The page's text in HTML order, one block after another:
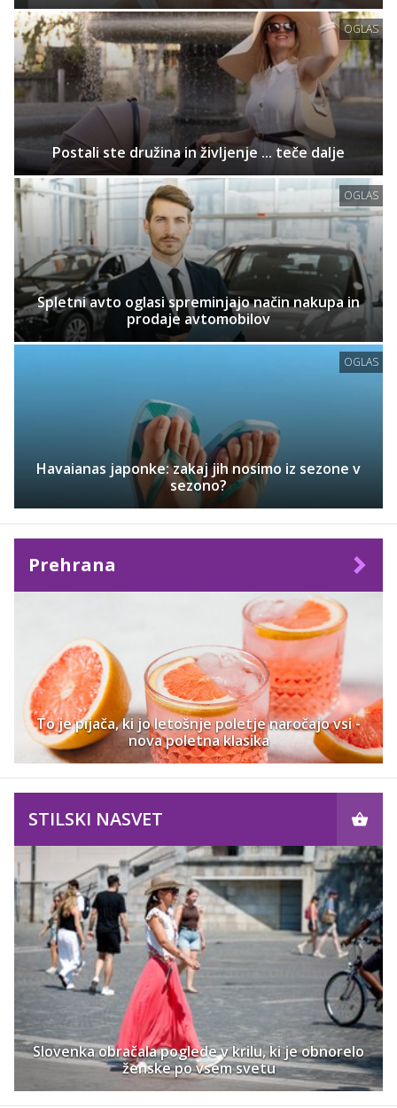
OGLAS
Postali ste družina in življenje ... teče dalje
OGLAS
Spletni avto oglasi spreminjajo način nakupa in
prodaje avtomobilov
OGLAS
Havaianas japonke: zakaj jih nosimo iz sezone v
sezono?
Prehrana
To je pijača, ki jo letošnje poletje naročajo vsi -
nova poletna klasika
STILSKI NASVET
Slovenka obračala poglede v krilu, ki je obnorelo
ženske po vsem svetu